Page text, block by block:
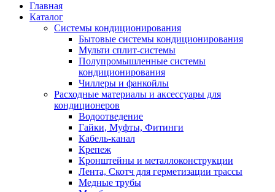
Главная
Каталог
Системы кондиционирования
Бытовые системы кондиционирования
Мульти сплит-системы
Полупромышленные системы
кондиционирования
Чиллеры и фанкойлы
Расходные материалы и аксессуары для
кондиционеров
Водоотведение
Гайки, Муфты, Фитинги
Кабель-канал
Крепеж
Кронштейны и металлоконструкции
Лента, Скотч для герметизации трассы
Медные трубы